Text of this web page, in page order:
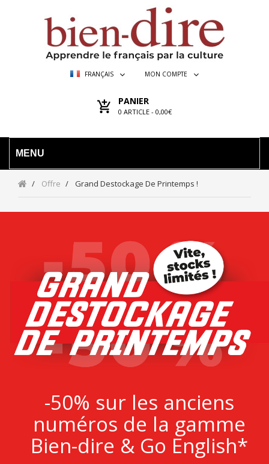
FRANÇAIS MON COMPTE
PANIER
0 ARTICLE - 0,00€
MENU
Offre Grand Destockage De Printemps !
-50% sur les anciens
numéros de la gamme
Bien-dire & Go English*